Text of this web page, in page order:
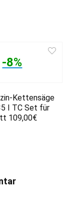
-8%
Kettensäge
I TC Set für
109,00€